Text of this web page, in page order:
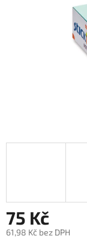
75 Kč
61,98 Kč bez DPH